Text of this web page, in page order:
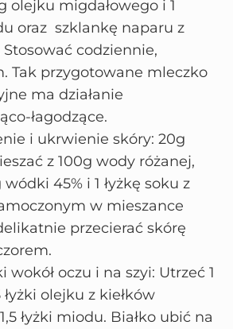
olejku migdałowego i 1
oraz szklankę naparu z
codziennie,
Tak przygotowane mleczko
ma działanie
łagodzące.
i ukrwienie skóry: 20g
z 100g wody różanej,
45% i 1 łyżkę soku z
w mieszance
przecierać skórę
wokół oczu i na szyi: Utrzeć 1
łyżki olejku z kiełków
łyżki miodu. Białko ubić na